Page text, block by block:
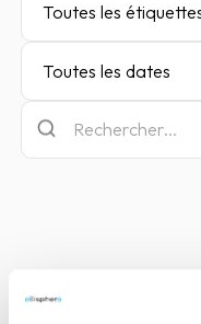
Toutes les
Toutes les dates